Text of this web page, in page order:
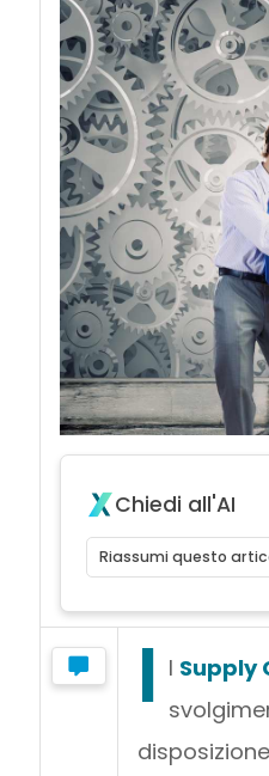
Chiedi all'AI
Riassumi questo
I l Supply